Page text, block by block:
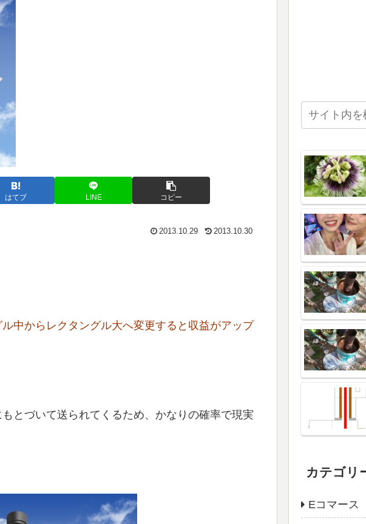
はてブ LINE コピー
2013.10.29 2013.10.30
ル中からレクタングル大へ変更すると収益がアップ
とづいて送られてくるため、かなりの確率で現実
カテゴリ
Eコマース